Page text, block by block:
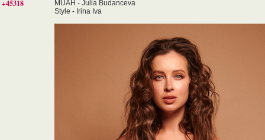
+45318
MUAH - Julia Budanceva
Style - Irina Iva